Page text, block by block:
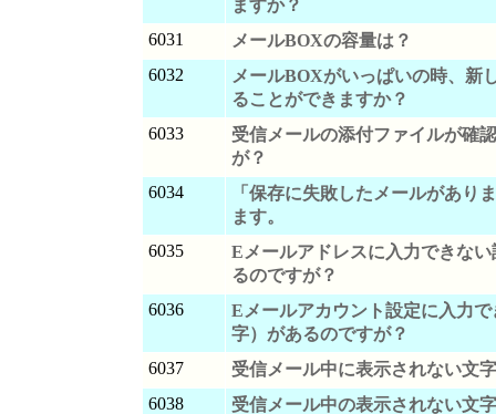
ますか？
6031
メールBOXの容量は？
6032
メールBOXがいっぱいの時、新
ることができますか？
6033
受信メールの添付ファイルが確
が？
6034
「保存に失敗したメールがあり
ます。
6035
Eメールアドレスに入力できな
るのですが？
6036
Eメールアカウント設定に入力
字）があるのですが？
6037
受信メール中に表示されない文
6038
受信メール中の表示されない文